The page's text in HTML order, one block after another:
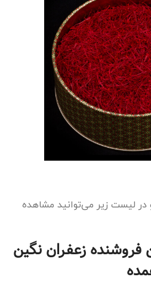
در لیست زیر می‌توانید مشاهده
فروشنده زعفران نگین